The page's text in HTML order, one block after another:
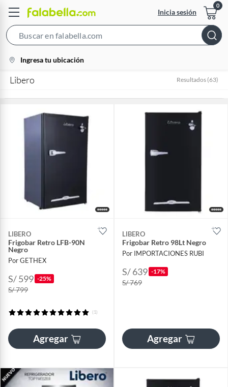
Inicia sesión
Bar
location-
icon
Ingresa tu ubicación
Libero Resultados (63)
LIBERO
Frigobar Retro LFB-90N
Negro
Por GETHEX
S/ 599 -25%
S/ 799
(1)
Agregar
LIBERO
Frigobar Retro 98Lt Negro
Por IMPORTACIONES RUBI
S/ 639 -17%
S/ 769
Agregar